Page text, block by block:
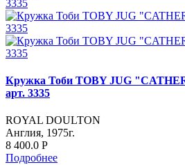
Кружка Тоби TOBY JUG
арт. 3335
ROYAL DOULTON
Англия, 1975г.
8 400.0 Р
Подробнее